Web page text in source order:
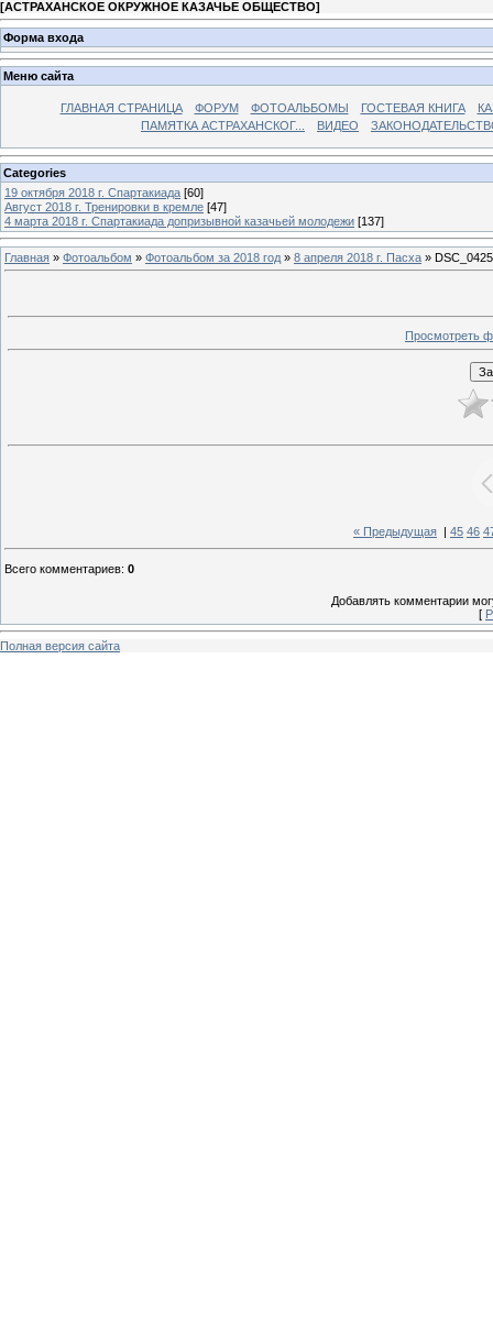
[АСТРАХАНСКОЕ ОКРУЖНОЕ КАЗАЧЬЕ ОБЩЕСТВО]
Форма входа
Меню сайта
ГЛАВНАЯ СТРАНИЦА ФОРУМ ФОТОАЛЬБОМЫ ГОСТЕВАЯ КНИГА
ПАМЯТКА АСТРАХАНСКОГ...
ВИДЕО
Categories
19 октября 2018 г. Спартакиада [60]
Август 2018 г. Тренировки в кремле [47]
4 марта 2018 г. Спартакиада допризывной казачьей молодежи [137]
Главная » Фотоальбом » Фотоальбом за 2018 год » 8 апреля 2018 г. Пасха » DSC_0425
Просмотреть
« Предыдущая 45 46
Всего комментариев: 0
Добавлять комментарии
[
Полная версия сайта